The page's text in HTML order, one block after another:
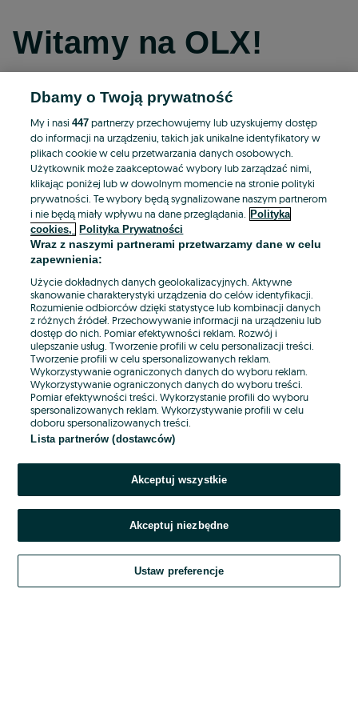
Witamy na OLX!
Kontynuuj przez Facebooka
Kontynuuj przez konto Apple
Kontynuuj przez konto Google
LUB
E-mail
Hasło
Nie pamiętasz hasła?
Zaloguj się
Kontynuując za pośrednictwem jednego z dostawców wskazanych powyżej,
Regulamin serwisu OLX.pl w jego aktualnym brzmieniu.
Dbamy o Twoją prywatność
My i nasi447 partnerzy przechowujemy lub uzyskujemy dostęp
do informacji na urządzeniu, takich jak unikalne identyfikatory w
plikach cookie w celu przetwarzania danych osobowych.
Użytkownik może zaakceptować wybory lub zarządzać nimi,
klikając poniżej lub w dowolnym momencie na stronie polityki
prywatności. Te wybory będą sygnalizowane naszym partnerom
i nie będą miały wpływu na dane przeglądania.
Polityka
cookies,
Polityka Prywatności
Wraz z naszymi partnerami przetwarzamy dane w celu
zapewnienia:
Użycie dokładnych danych geolokalizacyjnych. Aktywne
skanowanie charakterystyki urządzenia do celów identyfikacji.
Rozumienie odbiorców dzięki statystyce lub kombinacji danych
z różnych źródeł. Przechowywanie informacji na urządzeniu lub
dostęp do nich. Pomiar efektywności reklam. Rozwój i
ulepszanie usług. Tworzenie profili w celu personalizacji treści.
Tworzenie profili w celu spersonalizowanych reklam.
Wykorzystywanie ograniczonych danych do wyboru reklam.
Wykorzystywanie ograniczonych danych do wyboru treści.
Pomiar efektywności treści. Wykorzystanie profili do wyboru
spersonalizowanych reklam. Wykorzystywanie profili w celu
doboru spersonalizowanych treści.
Lista partnerów (dostawców)
Akceptuj wszystkie
Akceptuj niezbędne
Ustaw preferencje